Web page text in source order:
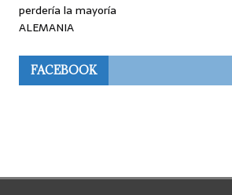
perdería la mayoría
ALEMANIA
FACEBOOK